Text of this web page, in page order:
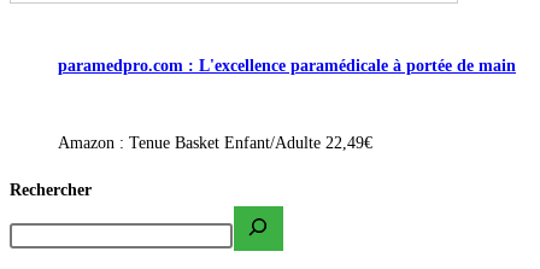
paramedpro.com : L'excellence paramédicale à portée de main
Amazon : Tenue Basket Enfant/Adulte 22,49€
Rechercher